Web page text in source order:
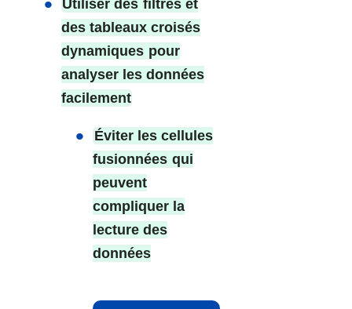
Utiliser des filtres et
des tableaux croisés
dynamiques pour
analyser les données
facilement
Éviter les cellules
fusionnées qui
peuvent
compliquer la
lecture des
données